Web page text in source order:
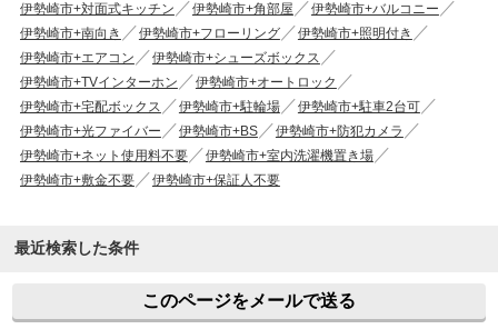
伊勢崎市+対面式キッチン
伊勢崎市+角部屋
伊勢崎市+バルコニー
伊勢崎市+南向き
伊勢崎市+フローリング
伊勢崎市+照明付き
伊勢崎市+エアコン
伊勢崎市+シューズボックス
伊勢崎市+TVインターホン
伊勢崎市+オートロック
伊勢崎市+宅配ボックス
伊勢崎市+駐輪場
伊勢崎市+駐車2台可
伊勢崎市+光ファイバー
伊勢崎市+BS
伊勢崎市+防犯カメラ
伊勢崎市+ネット使用料不要
伊勢崎市+室内洗濯機置き場
伊勢崎市+敷金不要
伊勢崎市+保証人不要
最近検索した条件
このページをメールで送る